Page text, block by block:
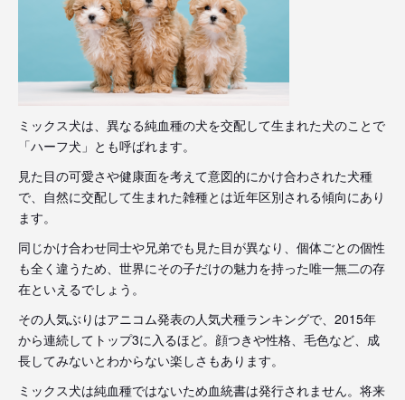
ミックス犬は、異なる純血種の犬を交配して生まれた犬のことで
「ハーフ犬」とも呼ばれます。
見た目の可愛さや健康面を考えて意図的にかけ合わされた犬種
で、自然に交配して生まれた雑種とは近年区別される傾向にあり
ます。
同じかけ合わせ同士や兄弟でも見た目が異なり、個体ごとの個性
も全く違うため、世界にその子だけの魅力を持った唯一無二の存
在といえるでしょう。
その人気ぶりはアニコム発表の人気犬種ランキングで、2015年
から連続してトップ3に入るほど。顔つきや性格、毛色など、成
長してみないとわからない楽しさもあります。
ミックス犬は純血種ではないため血統書は発行されません。将来